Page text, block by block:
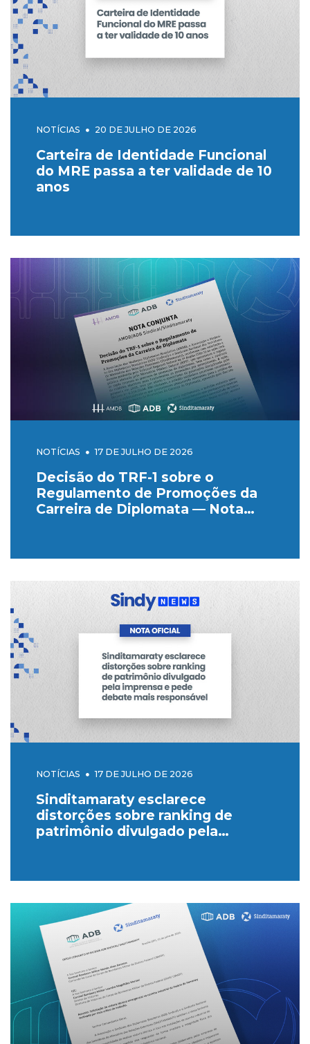
NOTÍCIAS 20 DE JULHO DE 2026
Carteira de Identidade Funcional
do MRE passa a ter validade de 10
anos
NOTÍCIAS 17 DE JULHO DE 2026
Decisão do TRF-1 sobre o
Regulamento de Promoções da
Carreira de Diplomata — Nota
NOTÍCIAS 17 DE JULHO DE 2026
Sinditamaraty esclarece
distorções sobre ranking de
patrimônio divulgado pela